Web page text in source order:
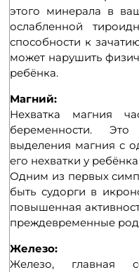
этого минерала в
ослабленной
способности к
может нарушить
ребёнка.
Магний:
Нехватка мaгния
беременности. Это
выделения магния с
его нехватки у
Одним из первых
быть судорги в
повышенная
преждевременные
Железо:
Железо, главная